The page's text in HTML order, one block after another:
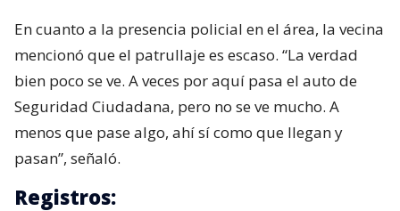
En cuanto a la presencia policial en el área, la vecina
mencionó que el patrullaje es escaso. “La verdad
bien poco se ve. A veces por aquí pasa el auto de
Seguridad Ciudadana, pero no se ve mucho. A
menos que pase algo, ahí sí como que llegan y
pasan”, señaló.
Registros: